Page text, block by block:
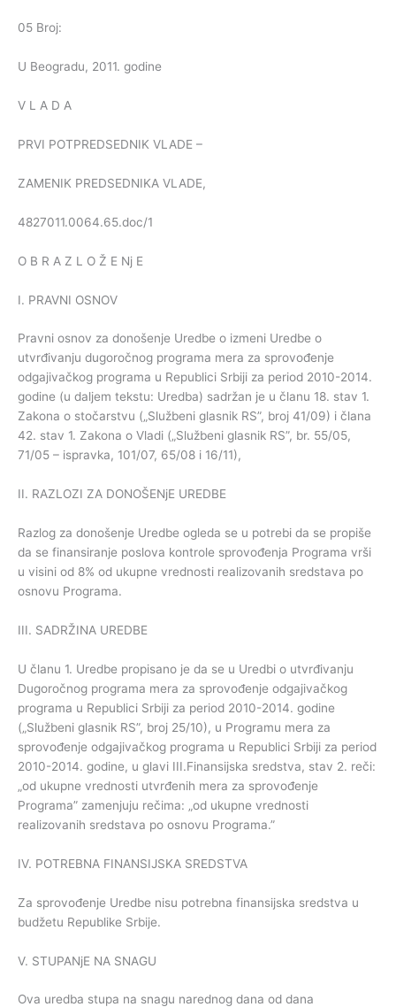
05 Broj:
U Beogradu, 2011. godine
V L A D A
PRVI POTPREDSEDNIK VLADE –
ZAMENIK PREDSEDNIKA VLADE,
4827011.0064.65.doc/1
O B R A Z L O Ž E Nj E
I. PRAVNI OSNOV
Pravni osnov za donošenje Uredbe o izmeni Uredbe o
utvrđivanju dugoročnog programa mera za sprovođenje
odgajivačkog programa u Republici Srbiji za period 2010-2014.
godine (u daljem tekstu: Uredba) sadržan je u članu 18. stav 1.
Zakona o stočarstvu („Službeni glasnik RS”, broj 41/09) i člana
42. stav 1. Zakona o Vladi („Službeni glasnik RS”, br. 55/05,
71/05 – ispravka, 101/07, 65/08 i 16/11),
II. RAZLOZI ZA DONOŠENjE UREDBE
Razlog za donošenje Uredbe ogleda se u potrebi da se propiše
da se finansiranje poslova kontrole sprovođenja Programa vrši
u visini od 8% od ukupne vrednosti realizovanih sredstava po
osnovu Programa.
III. SADRŽINA UREDBE
U članu 1. Uredbe propisano je da se u Uredbi o utvrđivanju
Dugoročnog programa mera za sprovođenje odgajivačkog
programa u Republici Srbiji za period 2010-2014. godine
(„Službeni glasnik RS”, broj 25/10), u Programu mera za
sprovođenje odgajivačkog programa u Republici Srbiji za period
2010-2014. godine, u glavi III.Finansijska sredstva, stav 2. reči:
„od ukupne vrednosti utvrđenih mera za sprovođenje
Programa” zamenjuju rečima: „od ukupne vrednosti
realizovanih sredstava po osnovu Programa.”
IV. POTREBNA FINANSIJSKA SREDSTVA
Za sprovođenje Uredbe nisu potrebna finansijska sredstva u
budžetu Republike Srbije.
V. STUPANjE NA SNAGU
Ova uredba stupa na snagu narednog dana od dana